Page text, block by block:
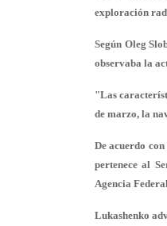
exploración
Según Oleg
observaba la
"Las
de marzo, la
De acuerdo
pertenece al
Agencia
Lukashenko